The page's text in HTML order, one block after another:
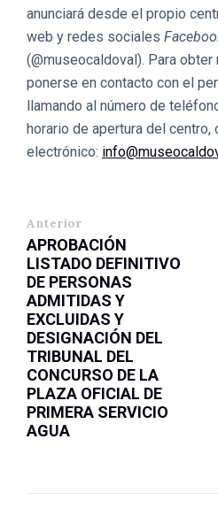
anunciará desde el propio
web y redes sociales
(@museocaldoval). Para
ponerse en contacto con el
llamando al número de
horario de apertura del centro,
electrónico:
Anterior
APROBACIÓN
LISTADO DEFINITIVO
DE PERSONAS
ADMITIDAS Y
EXCLUIDAS Y
DESIGNACIÓN DEL
TRIBUNAL DEL
CONCURSO DE LA
PLAZA OFICIAL DE
PRIMERA SERVICIO
AGUA